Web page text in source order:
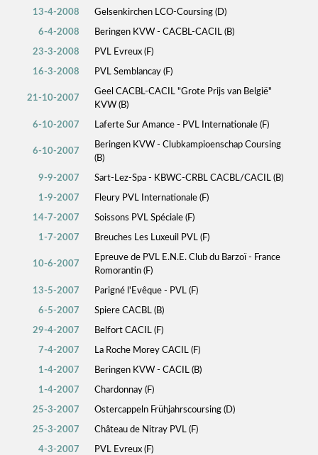
13-4-2008 Gelsenkirchen LCO-Coursing (D)
6-4-2008 Beringen KVW - CACBL-CACIL (B)
23-3-2008 PVL Evreux (F)
16-3-2008 PVL Semblancay (F)
21-10-2007
Geel CACBL-CACIL "Grote Prijs van België"
KVW (B)
6-10-2007 Laferte Sur Amance - PVL Internationale (F)
6-10-2007
Beringen KVW - Clubkampioenschap Coursing
(B)
9-9-2007 Sart-Lez-Spa - KBWC-CRBL CACBL/CACIL (B)
1-9-2007 Fleury PVL Internationale (F)
14-7-2007 Soissons PVL Spéciale (F)
1-7-2007 Breuches Les Luxeuil PVL (F)
10-6-2007
Epreuve de PVL E.N.E. Club du Barzoï - France
Romorantin (F)
13-5-2007 Parigné l'Evêque - PVL (F)
6-5-2007 Spiere CACBL (B)
29-4-2007 Belfort CACIL (F)
7-4-2007 La Roche Morey CACIL (F)
1-4-2007 Beringen KVW - CACIL (B)
1-4-2007 Chardonnay (F)
25-3-2007 Ostercappeln Frühjahrscoursing (D)
25-3-2007 Château de Nitray PVL (F)
4-3-2007 PVL Evreux (F)